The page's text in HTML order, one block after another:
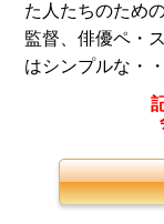
た人たちのため
監督、俳優ペ・
はシンプルな・・